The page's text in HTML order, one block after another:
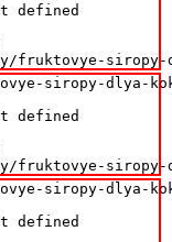
defined
fruktovye-
siropy-dlya-
defined
fruktovye-
siropy-dlya-
defined